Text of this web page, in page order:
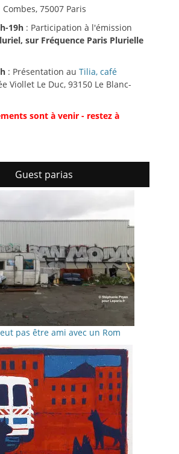
75007 Paris
19h : Participation à l'émission
sur Fréquence Paris Plurielle
: Présentation au Tilia, café
Viollet Le Duc, 93150 Le Blanc-
sont à venir - restez à
Guest parias
pas être ami avec un Rom